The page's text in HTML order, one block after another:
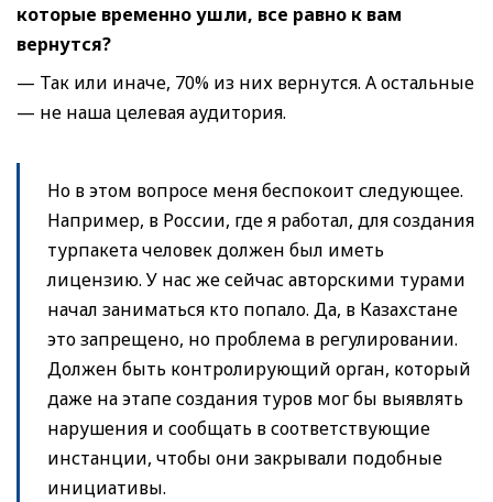
которые временно ушли, все равно к вам
вернутся?
— Так или иначе, 70% из них вернутся. А остальные
— не наша целевая аудитория.
Но в этом вопросе меня беспокоит следующее.
Например, в России, где я работал, для создания
турпакета человек должен был иметь
лицензию. У нас же сейчас авторскими турами
начал заниматься кто попало. Да, в Казахстане
это запрещено, но проблема в регулировании.
Должен быть контролирующий орган, который
даже на этапе создания туров мог бы выявлять
нарушения и сообщать в соответствующие
инстанции, чтобы они закрывали подобные
инициативы.